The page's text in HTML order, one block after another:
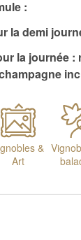
:
la demi
la journée :
&
Art